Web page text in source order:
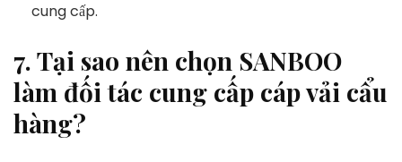
cung cấp.
7.Tại sao nên chọn SANBOO
làm đối tác cung cấp cáp vải cẩu
hàng?